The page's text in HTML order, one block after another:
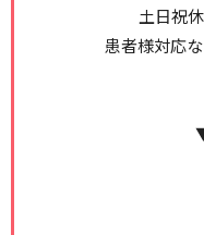
土日祝
患者様対応